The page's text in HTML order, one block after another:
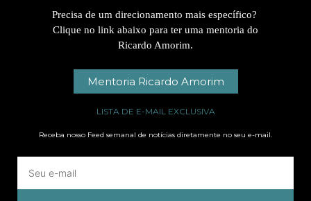
Precisa de um direcionamento mais específico?
Clique no link abaixo para ter uma mentoria do
Ricardo Amorim.
Mentoria Ricardo Amorim
LISTA DE E-MAIL EXCLUSIVA
Receba nosso Feed semanal de notícias diretamente no seu e-mail.